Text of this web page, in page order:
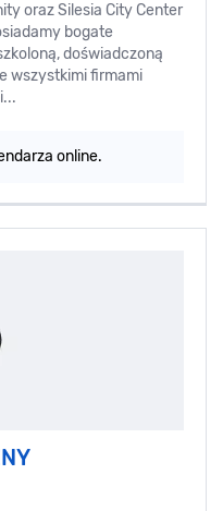
oraz Silesia City Center
bogate
doświadczoną
wszystkimi firmami
online.